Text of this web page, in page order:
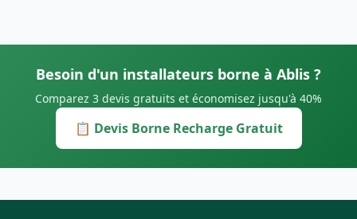
Besoin d'un installateurs borne à Ablis ?
Comparez 3 devis gratuits et économisez jusqu'à 40%
📋 Devis Borne Recharge Gratuit